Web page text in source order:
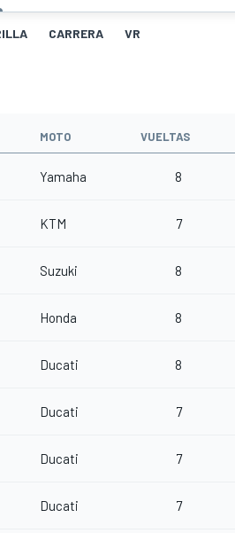
CARRERA VR
MOTO VUELTAS
Yamaha 8
KTM 7
Suzuki 8
Honda 8
Ducati 8
Ducati 7
Ducati 7
Ducati 7